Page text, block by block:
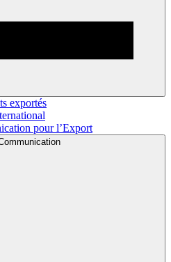
exportés
pour l’Export